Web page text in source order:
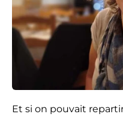
Et si on pouvait